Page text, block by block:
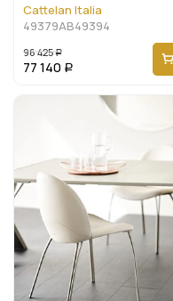
Cattelan Italia
49379AB49394
96 425 Р
77 140 Р